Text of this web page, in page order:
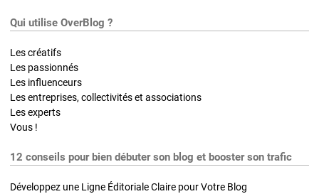
Qui utilise OverBlog ?
Les créatifs
Les passionnés
Les influenceurs
Les entreprises, collectivités et associations
Les experts
Vous !
12 conseils pour bien débuter son blog et booster son trafic
Développez une Ligne Éditoriale Claire pour Votre Blog